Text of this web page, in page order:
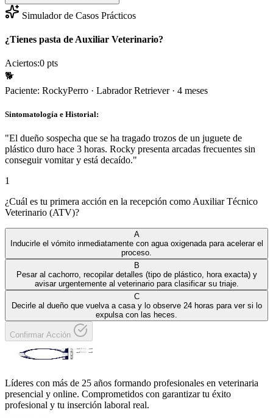
Simulador de Casos Prácticos
¿Tienes pasta de Auxiliar Veterinario?
Aciertos:0 pts
🐕
Paciente: RockyPerro · Labrador Retriever· 4 meses
Sintomatología e Historial:
"El dueño sospecha que se ha tragado trozos de un juguete de
plástico duro hace 3 horas. Rocky presenta arcadas frecuentes sin
conseguir vomitar y está decaído."
1
¿Cuál es tu primera acción en la recepción como Auxiliar Técnico
Veterinario (ATV)?
A
Inducirle el vómito inmediatamente con agua oxigenada para acelerar el
proceso.
B
Pesar al cachorro, recopilar detalles (tipo de plástico, hora exacta) y
avisar urgentemente al veterinario para clasificar su triaje.
C
Decirle al dueño que vuelva a casa y lo observe 24 horas para ver si lo
expulsa con las heces.
Confirmar Acción
Líderes con más de 25 años formando profesionales en veterinaria
presencial y online. Comprometidos con garantizar tu éxito
profesional y tu inserción laboral real.